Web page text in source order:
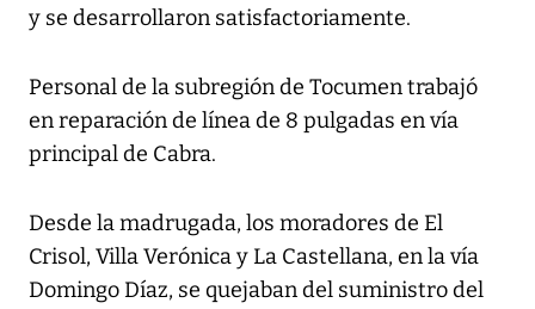
y se desarrollaron satisfactoriamente.
Personal de la subregión de Tocumen trabajó
en reparación de línea de 8 pulgadas en vía
principal de Cabra.
Desde la madrugada, los moradores de El
Crisol, Villa Verónica y La Castellana, en la vía
Domingo Díaz, se quejaban del suministro del